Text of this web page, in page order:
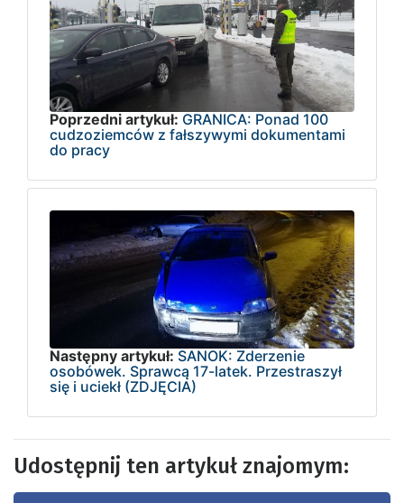
Poprzedni artykuł: GRANICA: Ponad 100
cudzoziemców z fałszywymi dokumentami
do pracy
Następny artykuł: SANOK: Zderzenie
osobówek. Sprawcą 17-latek. Przestraszył
się i uciekł (ZDJĘCIA)
Udostępnij ten artykuł znajomym: